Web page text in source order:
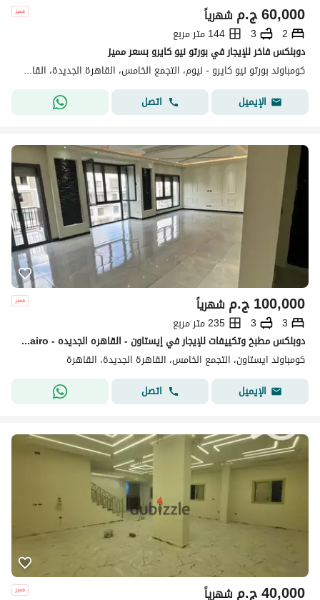
ج.م60,000 شهرياً
2
3
144 متر مربع
دوبلكس فاخر للإيجار في بورتو نيو كايرو بسعر مميز
كومباوند بورتو نيو كايرو - نيوم، التجمع الخامس، القاهرة الجديدة، القاهرة
الإيميل
اتصل
ج.م100,000 شهرياً
3
3
235 متر مربع
دوبلكس مطبخ وتكييفات للإيجار في إيستاون - القاهره الجديده - Eastown - new cairo
كومباوند ايستاون، التجمع الخامس، القاهرة الجديدة، القاهرة
الإيميل
اتصل
ج.م40,000 شهرياً